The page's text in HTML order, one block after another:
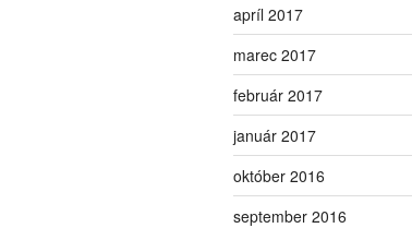
apríl 2017
marec 2017
február 2017
január 2017
október 2016
september 2016